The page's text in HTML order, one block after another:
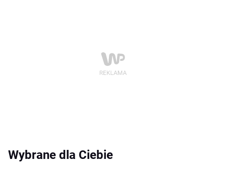
Wybrane dla Ciebie